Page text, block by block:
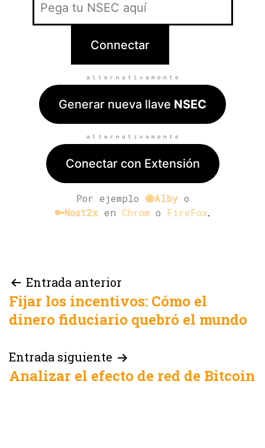
ₐₗₜₑᵣₙₐₜᵢᵥₐₘₑₙₜₑ
Generar nueva llave NSEC
ₐₗₜₑᵣₙₐₜᵢᵥₐₘₑₙₜₑ
Conectar con Extensión
Por ejemplo 🐝Albyo
🔑Nost2x en Chrom o FireFox.
Navegación
de
Entrada anterior
Fijar los incentivos: Cómo el
dinero fiduciario quebró el mundo
Entrada siguiente
Analizar el efecto de red de Bitcoin